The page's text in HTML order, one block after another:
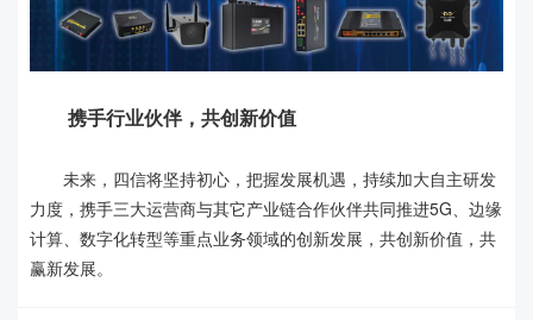
携手行业伙伴，共创新价值
未来，四信将坚持初心，把握发展机遇，持续加大自主研发
力度，携手三大运营商与其它产业链合作伙伴共同推进5G、边缘
计算、数字化转型等重点业务领域的创新发展，共创新价值，共
赢新发展。